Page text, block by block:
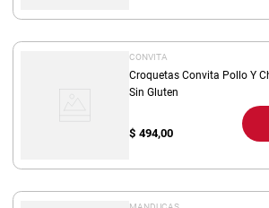
CONVITA
Croquetas Convita Pollo Y
Sin Gluten
$ 494,00